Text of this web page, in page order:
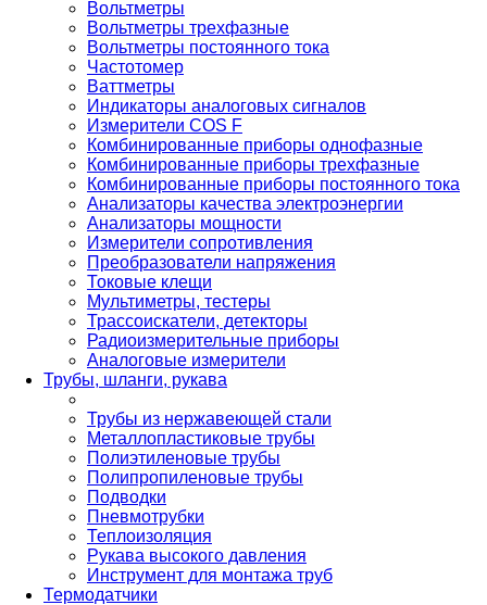
Вольтметры
Вольтметры трехфазные
Вольтметры постоянного тока
Частотомер
Ваттметры
Индикаторы аналоговых сигналов
Измерители COS F
Комбинированные приборы однофазные
Комбинированные приборы трехфазные
Комбинированные приборы постоянного тока
Анализаторы качества электроэнергии
Анализаторы мощности
Измерители сопротивления
Преобразователи напряжения
Токовые клещи
Мультиметры, тестеры
Трассоискатели, детекторы
Радиоизмерительные приборы
Аналоговые измерители
Трубы, шланги, рукава
Трубы из нержавеющей стали
Металлопластиковые трубы
Полиэтиленовые трубы
Полипропиленовые трубы
Подводки
Пневмотрубки
Теплоизоляция
Рукава высокого давления
Инструмент для монтажа труб
Термодатчики